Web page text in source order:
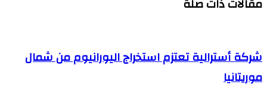
مقالات ذات صلة
شركة أسترالية تعتزم استخراج اليورانيوم من شمال
موريتانيا